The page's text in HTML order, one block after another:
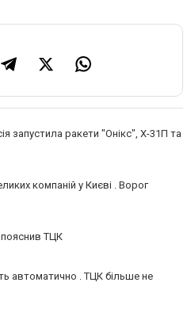
запустила ракети "Онікс", Х-31П та
компаній у Києві . Ворог
ТЦК
автоматично . ТЦК більше не